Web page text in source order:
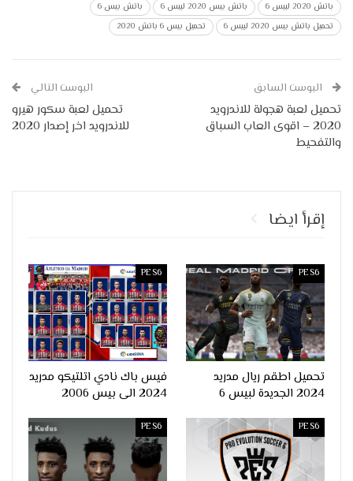
باتش 2020 لبيس 6
باتش بيس 2020 لبيس 6
باتش بيس 6
تحميل باتش بيس 2020 لبيس 6
تحميل بيس 6 باتش 2020
البوست السابق
تحميل لعبة هجولة للاندرويد
2020 – اقوى العاب السباق
والتفحيط
البوست التالي
تحميل لعبة سكور هيرو
للاندرويد اخر إصدار 2020
إقرأ ايضا
PES6
تحميل اطقم ريال مدريد
2024 الجديدة لبيس 6
PES6
فيس باك نادي اتلتيكو مدريد
2024 الى بيس 2006
PES6
PES6